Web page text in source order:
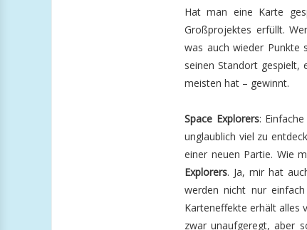
Hat man eine Karte
Großprojektes erfüllt.
was auch wieder Punkte
seinen Standort gespielt,
meisten hat – gewinnt.
Space Explorers:
unglaublich viel zu
einer neuen Partie. Wie
Explorers. Ja, mir hat
werden nicht nur
Karteneffekte erhält alles
zwar unaufgeregt, aber